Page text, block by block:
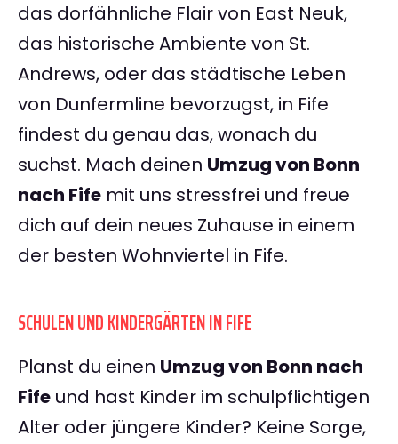
das dorfähnliche Flair von East Neuk,
das historische Ambiente von St.
Andrews, oder das städtische Leben
von Dunfermline bevorzugst, in Fife
findest du genau das, wonach du
suchst. Mach deinen Umzug von Bonn
nach Fife mit uns stressfrei und freue
dich auf dein neues Zuhause in einem
der besten Wohnviertel in Fife.
SCHULEN UND KINDERGÄRTEN IN FIFE
Planst du einen Umzug von Bonn nach
Fife und hast Kinder im schulpflichtigen
Alter oder jüngere Kinder? Keine Sorge,